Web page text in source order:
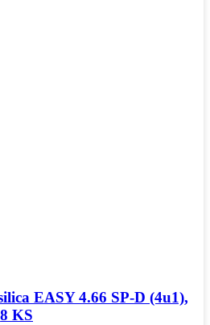
EASY 4.66 SP-D (4u1),
KS